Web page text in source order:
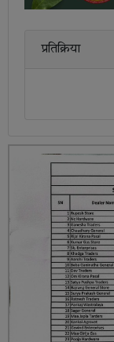
प्रतिक्रिया